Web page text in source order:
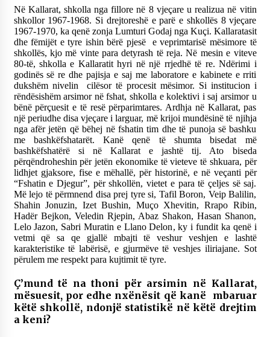
Në Kallarat, shkolla nga fillore në 8 vjeçare u realizua në vitin
shkollor 1967-1968. Si drejtoreshë e parë e shkollës 8 vjeçare
1967-1970, ka qenë zonja Lumturi Godaj nga Kuçi. Kallaratasit
dhe fëmijët e tyre ishin bërë pjesë e veprimtarisë mësimore të
shkollës, kjo më vinte para detyrash të reja. Në mesin e viteve
80-të, shkolla e Kallaratit hyri në një rrjedhë të re. Ndërimi i
godinës së re dhe pajisja e saj me laboratore e kabinete e rriti
dukshëm nivelin cilësor të procesit mësimor. Si institucion i
rëndësishëm arsimor në fshat, shkolla e kolektivi i saj arsimor u
bënë përçuesit e të resë përparimtares. Ardhja në Kallarat, pas
një periudhe disa vjeçare i larguar, më krijoi mundësinë të njihja
nga afër jetën që bëhej në fshatin tim dhe të punoja së bashku
me bashkëfshatarët. Kanë qenë të shumta bisedat më
bashkëfshatërë si në Kallarat e jashtë tij. Ato biseda
përqëndroheshin për jetën ekonomike të vieteve të shkuara, për
lidhjet gjaksore, fise e mëhallë, për historinë, e në veçanti për
“Fshatin e Djegur”, për shkollën, vietet e para të çeljes së saj.
Më lejo të përmnend disa prej tyre si, Tafil Boron, Veip Balilin,
Shahin Jonuzin, Izet Bushin, Muço Xhevitin, Rrapo Ribin,
Hadër Bejkon, Veledin Rjepin, Abaz Shakon, Hasan Shanon,
Lelo Jazon, Sabri Muratin e Llano Delon, ky i fundit ka qenë i
vetmi që sa qe gjallë mbajti të veshur veshjen e lashtë
karakteristike të labërisë, e gjurmëve të veshjes iliriajane. Sot
përulem me respekt para kujtimit të tyre.
Ç’mund të na thoni për arsimin në Kallarat,
mësuesit, por edhe nxënësit që kanë mbaruar
këtë shkollë, ndonjë statistikë në këtë drejtim
a keni?